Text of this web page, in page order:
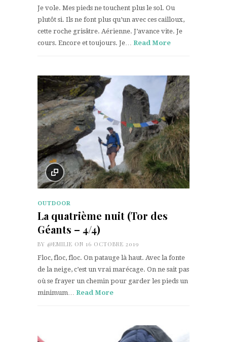
Je vole. Mes pieds ne touchent plus le sol. Ou
plutôt si. Ils ne font plus qu’un avec ces cailloux,
cette roche grisâtre. Aérienne. J’avance vite. Je
cours. Encore et toujours. Je… Read More
OUTDOOR
La quatrième nuit (Tor des
Géants – 4/4)
BY @EMILIE ON 16 OCTOBRE 2019
Floc, floc, floc. On patauge là haut. Avec la fonte
de la neige, c’est un vrai marécage. On ne sait pas
où se frayer un chemin pour garder les pieds un
minimum… Read More